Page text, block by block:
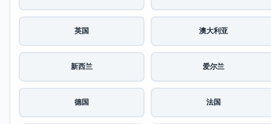
英国 澳大利亚
新西兰 爱尔兰
德国 法国